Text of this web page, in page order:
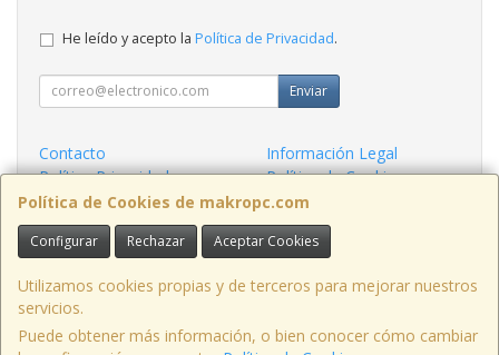
Política de Cookies de makropc.com
Configurar Rechazar Aceptar Cookies
Utilizamos cookies propias y de terceros para mejorar nuestros
servicios.
Puede obtener más información, o bien conocer cómo cambiar
He leído y acepto la Política de Privacidad.
Enviar
Contacto
Información Legal
Política Privacidad
Política de Cookies
Condiciones de Compra
Formas de Pago
Contacto
admin@makropc.com